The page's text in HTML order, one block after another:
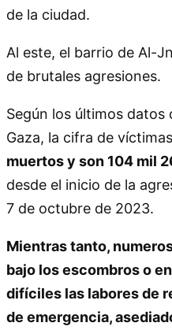
de la ciudad.
Al este, el barrio de Al-
de brutales agresiones.
Según los últimos datos
Gaza, la cifra de
muertos y son 104 mil
desde el inicio de la
7 de octubre de 2023.
Mientras tanto,
bajo los escombros o
difíciles las labores de
de emergencia,